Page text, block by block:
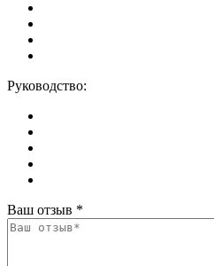
Руководство:
Ваш отзыв *